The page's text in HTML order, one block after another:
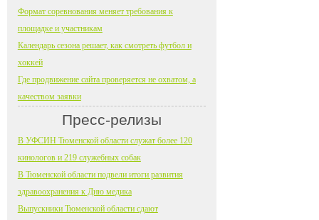
Формат соревнования меняет требования к
площадке и участникам
Календарь сезона решает, как смотреть футбол и
хоккей
Где продвижение сайта проверяется не охватом, а
качеством заявки
Пресс-релизы
В УФСИН Тюменской области служат более 120
кинологов и 219 служебных собак
В Тюменской области подвели итоги развития
здравоохранения к Дню медика
Выпускники Тюменской области сдают